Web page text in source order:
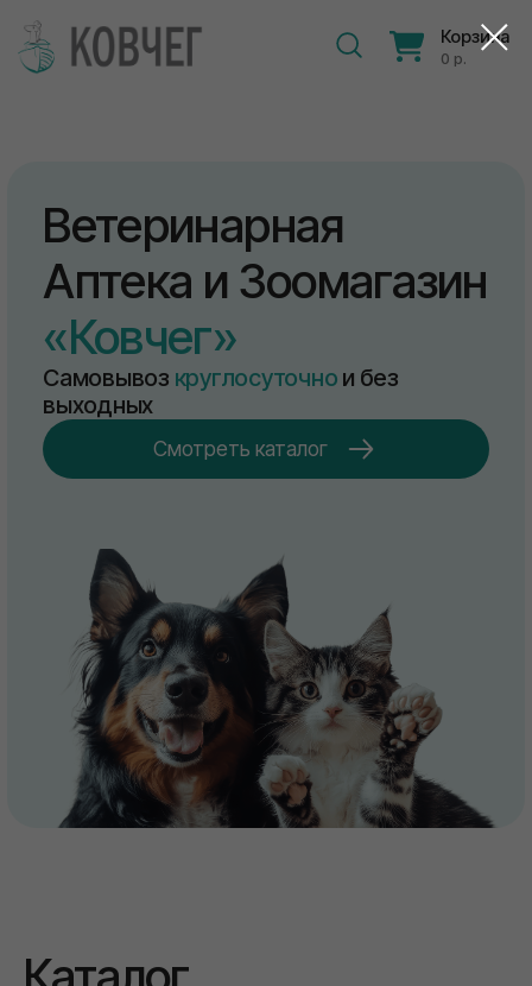
Корзина
0 р.
Аптека и Зоомагазин
«Ковчег»
Самовывозкруглосуточнои без
выходных
Смотреть каталог
Каталог